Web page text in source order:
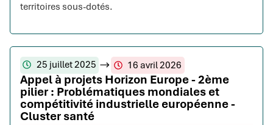
territoires sous-dotés.
25 juillet 2025 16 avril 2026
Appel à projets Horizon Europe - 2ème
pilier : Problématiques mondiales et
compétitivité industrielle européenne -
Cluster santé